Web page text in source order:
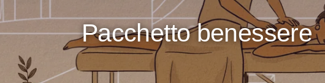
Pacchetto benessere